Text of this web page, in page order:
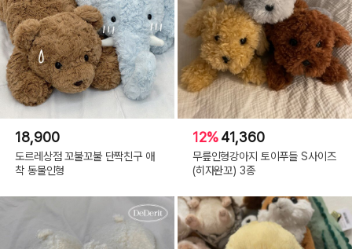
18,900
도르레상점 꼬불꼬불 단짝친구 애
착 동물인형
12%41,360
무릎인형강아지 토이푸들 S사이즈
(히자완꼬) 3종